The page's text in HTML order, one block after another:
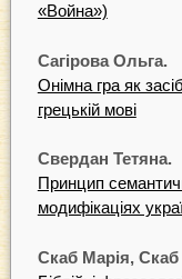
«Война»)
Сагірова Ольга.
Онімна гра як
грецькій мові
Свердан Тетяна.
Принцип
модифікаціях
Скаб Марія, Скаб